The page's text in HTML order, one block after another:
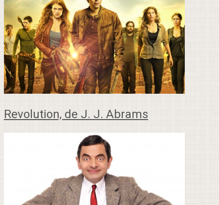
Revolution, de J. J. Abrams